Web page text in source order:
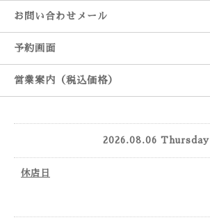
お問い合わせメール
予約画面
営業案内（税込価格）
2026.08.06 Thursday
休店日